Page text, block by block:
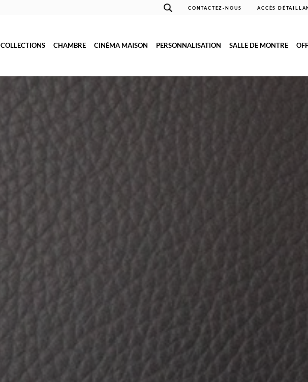
CONTACTEZ-NOUS ACCÈS
COLLECTIONS CHAMBRE CINÉMA MAISON PERSONNALISATION SALLE DE MONTRE